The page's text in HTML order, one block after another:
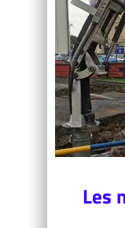
Les